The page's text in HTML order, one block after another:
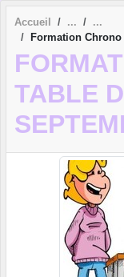
Accueil
Formation Chrono
TABLE